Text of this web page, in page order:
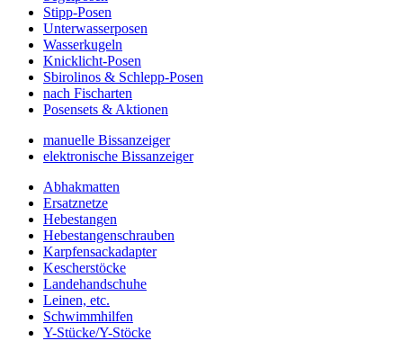
Stipp-Posen
Unterwasserposen
Wasserkugeln
Knicklicht-Posen
Sbirolinos & Schlepp-Posen
nach Fischarten
Posensets & Aktionen
manuelle Bissanzeiger
elektronische Bissanzeiger
Abhakmatten
Ersatznetze
Hebestangen
Hebestangenschrauben
Karpfensackadapter
Kescherstöcke
Landehandschuhe
Leinen, etc.
Schwimmhilfen
Y-Stücke/Y-Stöcke